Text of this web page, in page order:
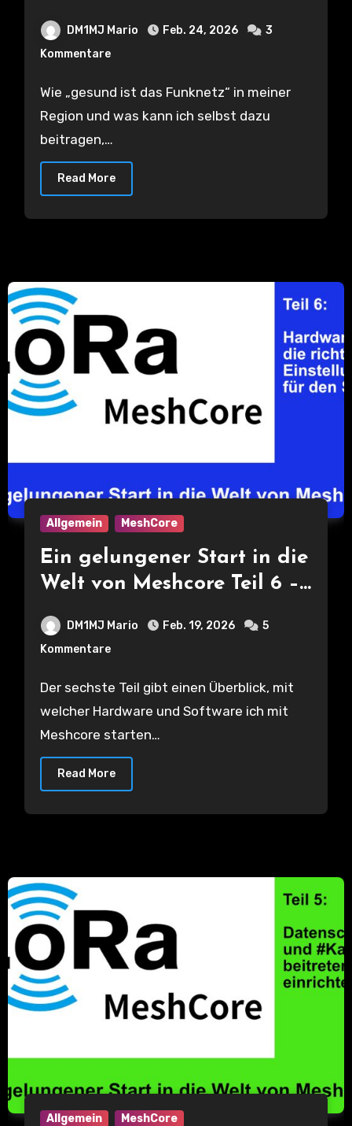
Auslastung des Netzes und
DM1MJ Mario Feb. 24, 2026
3
Kommentare
Wie „gesund ist das Funknetz“ in meiner
Region und was kann ich selbst dazu
beitragen,…
Read More
Allgemein MeshCore
Ein gelungener Start in die
Welt von Meshcore Teil 6 –
Einstellungen für den Start
DM1MJ Mario Feb. 19, 2026
5
Kommentare
Der sechste Teil gibt einen Überblick, mit
welcher Hardware und Software ich mit
Meshcore starten…
Read More
Allgemein MeshCore